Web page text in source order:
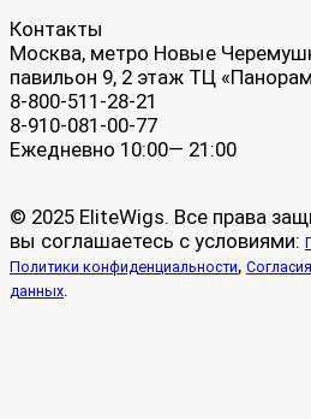
Контакты
Москва, метро Новые
павильон 9, 2 этаж ТЦ
8-800-511-28-21
8-910-081-00-77
Ежедневно 10:00— 21:00
© 2025 EliteWigs. Все права
вы соглашаетесь с условиями:
Политики конфиденциальности,
данных.